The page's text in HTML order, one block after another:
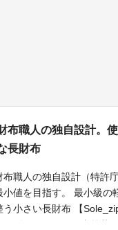
布職人の独自設計。
長財布
布職人の独自設計（特許
小値を目指す。 最小級の
う小さい長財布 【